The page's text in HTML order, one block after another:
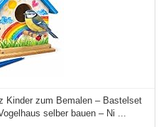
Kinder zum Bemalen – Bastelset
selber bauen – Ni ...